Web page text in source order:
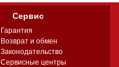
Сервис
Гарантия
Возврат и обмен
Законодательство
Сервисные центры